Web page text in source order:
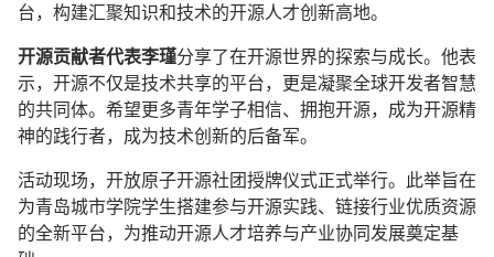
台，构建汇聚知识和技术的开源人才创新高地。
开源贡献者代表李瑾分享了在开源世界的探索与成长。他表
示，开源不仅是技术共享的平台，更是凝聚全球开发者智慧
的共同体。希望更多青年学子相信、拥抱开源，成为开源精
神的践行者，成为技术创新的后备军。
活动现场，开放原子开源社团授牌仪式正式举行。此举旨在
为青岛城市学院学生搭建参与开源实践、链接行业优质资源
的全新平台，为推动开源人才培养与产业协同发展奠定基